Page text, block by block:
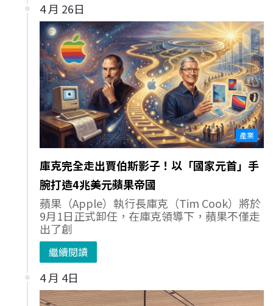
4 月 26日
產業
庫克完全走出賈伯斯影子！以「國家元首」手
腕打造4兆美元蘋果帝國
蘋果（Apple）執行長庫克（Tim Cook）將於
9月1日正式卸任，在庫克領導下，蘋果不僅走
出了創
繼續閱讀
4 月 4日